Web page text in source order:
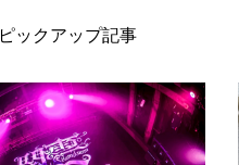
ピックアップ記事